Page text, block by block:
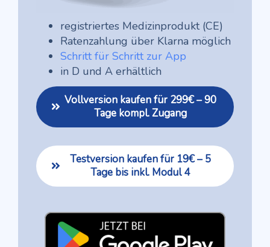
registriertes Medizinprodukt (CE)
Ratenzahlung über Klarna möglich
Schritt für Schritt zur App
in D und A erhältlich
Vollversion kaufen für 299€ – 90
Tage kompl. Zugang
Testversion kaufen für 19€ – 5
Tage bis inkl. Modul 4